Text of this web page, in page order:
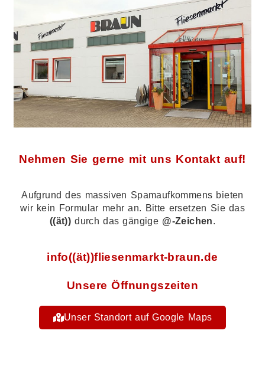
Nehmen Sie gerne mit uns Kontakt auf!
Aufgrund des massiven Spamaufkommens bieten
wir kein Formular mehr an. Bitte ersetzen Sie das
((ät)) durch das gängige @-Zeichen.
info((ät))fliesenmarkt-braun.de
Unsere Öffnungszeiten
Unser Standort auf Google Maps